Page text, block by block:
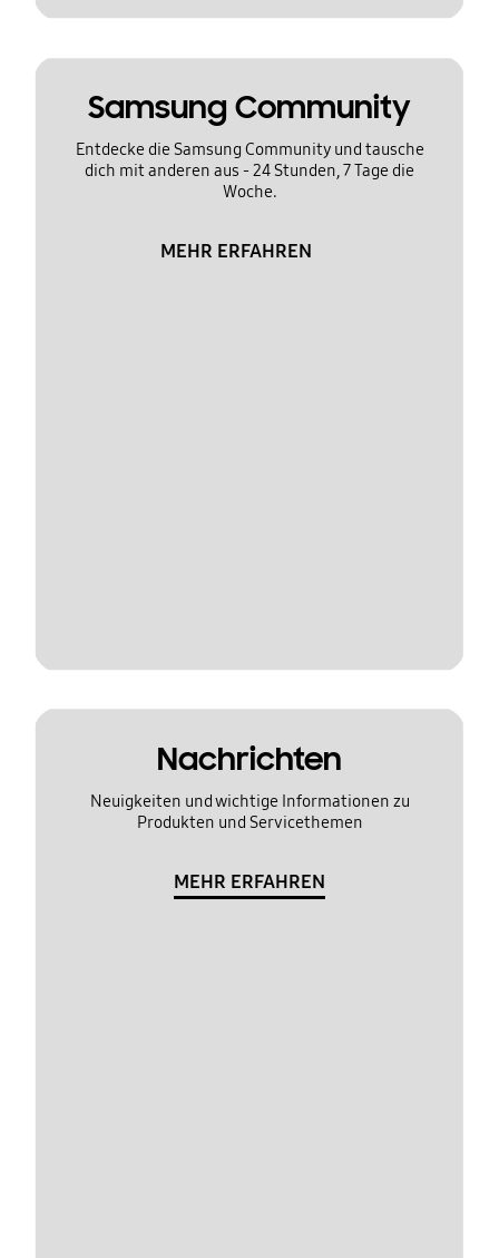
Samsung Community
Entdecke die Samsung Community und tausche
dich mit anderen aus - 24 Stunden, 7 Tage die
Woche.
MEHR ERFAHREN
Nachrichten
Neuigkeiten und wichtige Informationen zu
Produkten und Servicethemen
MEHR ERFAHREN